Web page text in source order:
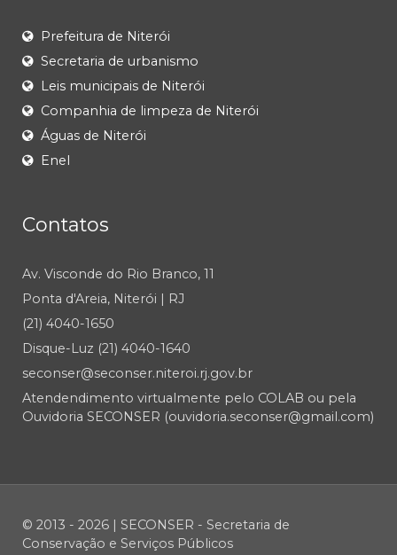
Prefeitura de Niterói
Secretaria de urbanismo
Leis municipais de Niterói
Companhia de limpeza de Niterói
Águas de Niterói
Enel
Contatos
Av. Visconde do Rio Branco, 11
Ponta d'Areia, Niterói | RJ
(21) 4040-1650
Disque-Luz (21) 4040-1640
seconser@seconser.niteroi.rj.gov.br
Atendendimento virtualmente pelo COLAB ou pela
Ouvidoria SECONSER (ouvidoria.seconser@gmail.com)
© 2013 - 2026 | SECONSER - Secretaria de
Conservação e Serviços Públicos